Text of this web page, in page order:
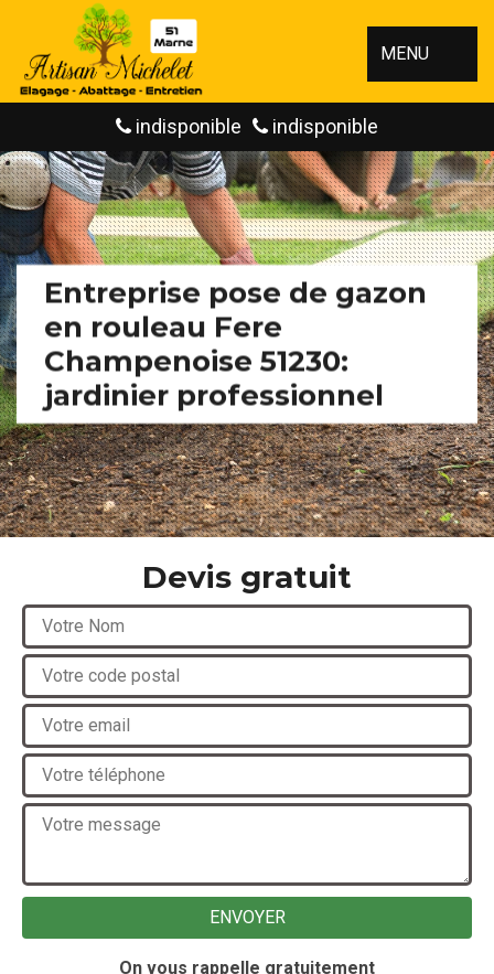
MENU
indisponible indisponible
Entreprise pose de gazon
en rouleau Fere
Champenoise 51230:
jardinier professionnel
Devis gratuit
On vous rappelle gratuitement